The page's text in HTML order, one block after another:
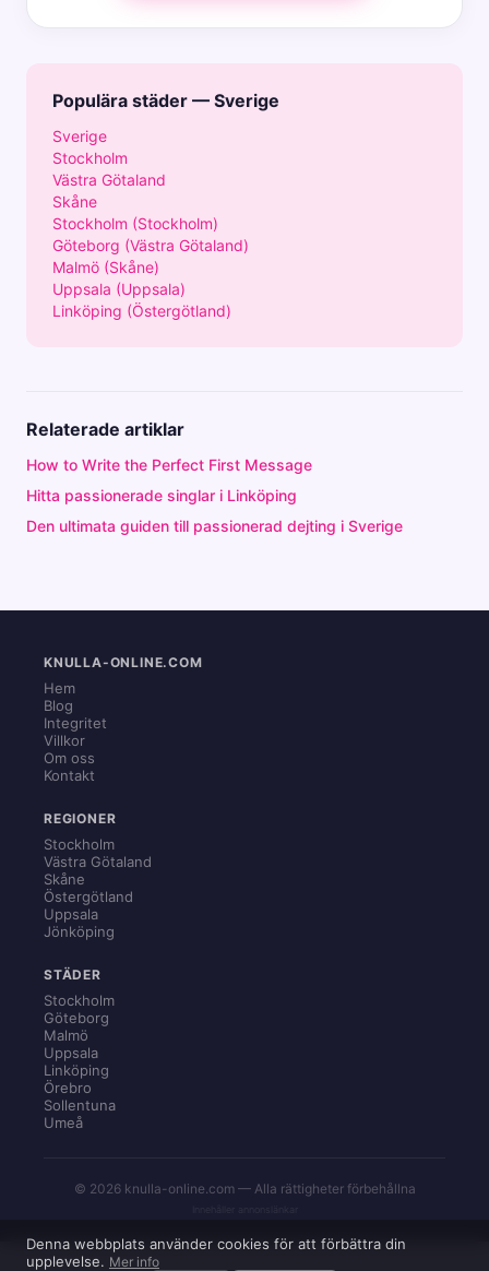
Populära städer — Sverige
Sverige
Stockholm
Västra Götaland
Skåne
Stockholm (Stockholm)
Göteborg (Västra Götaland)
Malmö (Skåne)
Uppsala (Uppsala)
Linköping (Östergötland)
Relaterade artiklar
How to Write the Perfect First Message
Hitta passionerade singlar i Linköping
Den ultimata guiden till passionerad dejting i Sverige
KNULLA-ONLINE.COM
Hem
Blog
Integritet
Villkor
Om oss
Kontakt
REGIONER
Stockholm
Västra Götaland
Skåne
Östergötland
Uppsala
Jönköping
STÄDER
Stockholm
Göteborg
Malmö
Uppsala
Linköping
Örebro
Sollentuna
Umeå
© 2026 knulla-online.com — Alla rättigheter förbehållna
Denna webbplats använder cookies för att förbättra din
upplevelse. Mer info